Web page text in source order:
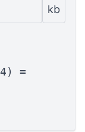
kb
=